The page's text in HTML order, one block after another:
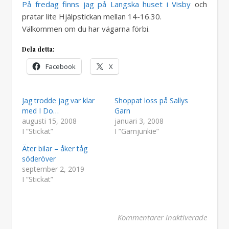
På fredag finns jag på Langska huset i Visby och
pratar lite Hjälpstickan mellan 14-16.30.
Välkommen om du har vägarna förbi.
Dela detta:
Facebook X
Jag trodde jag var klar
med I Do…
augusti 15, 2008
I ”Stickat”
Shoppat loss på Sallys
Garn
januari 3, 2008
I ”Garnjunkie”
Äter bilar – åker tåg
söderöver
september 2, 2019
I ”Stickat”
Kommentarer inaktiveradeför